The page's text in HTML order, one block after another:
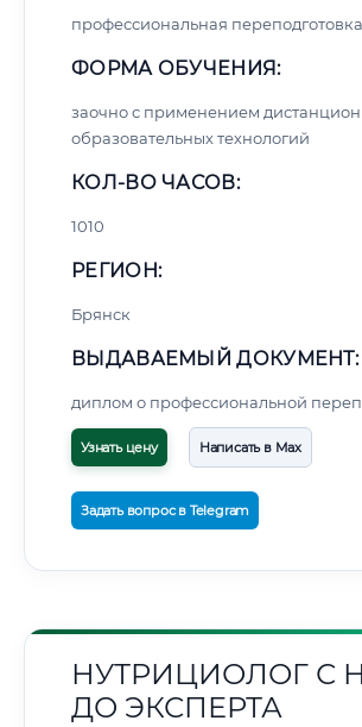
профессиональная переподготовка
ФОРМА ОБУЧЕНИЯ:
заочно с применением
образовательных технологий
КОЛ-ВО ЧАСОВ:
1010
РЕГИОН:
Брянск
ВЫДАВАЕМЫЙ ДОКУМЕНТ:
диплом о профессиональной
Узнать цену Написать в Max
Задать вопрос в Telegram
НУТРИЦИОЛОГ С
ДО ЭКСПЕРТА